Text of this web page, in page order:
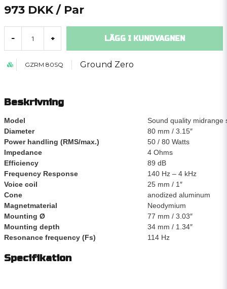
973 DKK / Par
- + LÄGG I KUNDVAGNEN
GZRM 80SQ Ground Zero
Beskrivning
Model
Sound quality midrange
Diameter
80 mm / 3.15″
Power handling (RMS/max.)
50 / 80 Watts
Impedance
4 Ohms
Efficiency
89 dB
Frequency Response
140 Hz – 4 kHz
Voice coil
25 mm / 1″
Cone
anodized aluminum
Magnetmaterial
Neodymium
Mounting Ø
77 mm / 3.03″
Mounting depth
34 mm / 1.34″
Resonance frequency (Fs)
114 Hz
Specifikation